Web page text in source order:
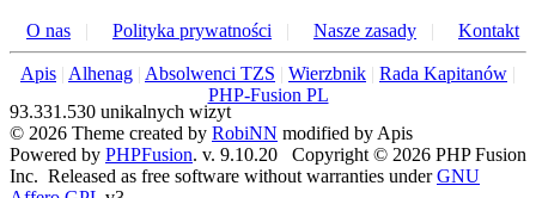
O nas | Polityka prywatności | Nasze zasady | Kontakt
Apis | Alhenag | Absolwenci TZS | Wierzbnik | Rada Kapitanów |
PHP-Fusion PL
93.331.530 unikalnych wizyt
© 2026 Theme created by RobiNN modified by Apis
Powered by PHPFusion. v. 9.10.20 Copyright © 2026 PHP Fusion
Inc. Released as free software without warranties underGNU